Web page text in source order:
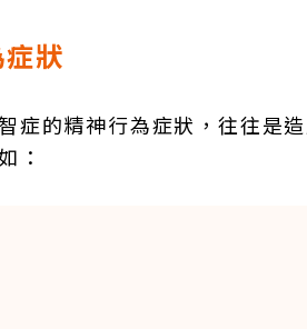
狀
症的精神行為症狀，往往是
：